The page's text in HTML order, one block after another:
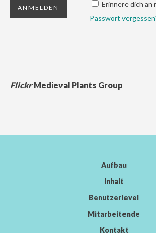
Erinnere dich an
Passwort
FlickrMedieval Plants Group
Aufbau
Inhalt
Benutzerlevel
Mitarbeitende
Kontakt